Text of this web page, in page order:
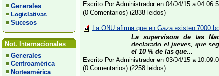
Generales
Legislativas
Sucesos
Not. Internacionales
Generales
Centroamérica
Norteamérica
Escrito Por Administrador en 04/04/15 a
(0 Comentarios) (2838 leidos)
La ONU afirma que en Gaza existen 7000
La supervisora de las
declarado el jueves, que
el 10 % de las que...
Escrito Por Administrador en 03/04/15 a
(0 Comentarios) (2258 leidos)